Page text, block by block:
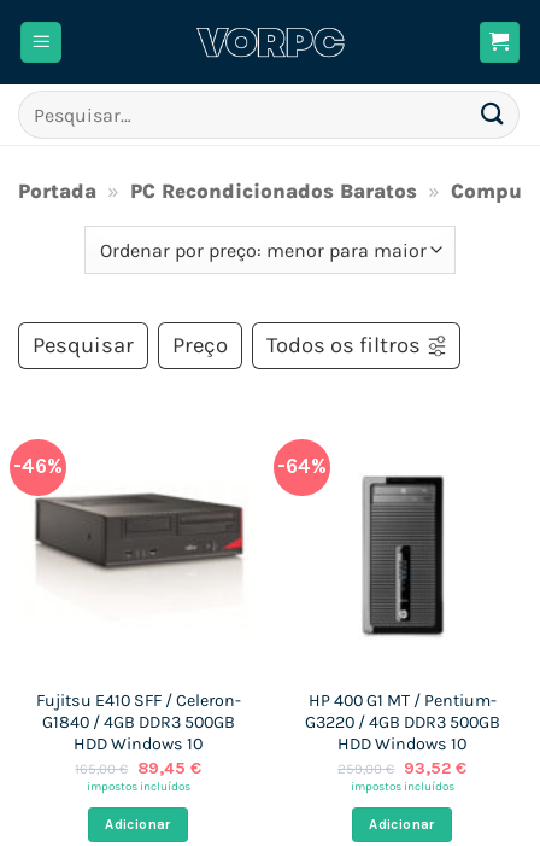
Pesquisar
por:
Portada » PC Recondicionados Baratos »
Pesquisar Preço Todos os filtros
-46%
Fujitsu E410 SFF / Celeron-
G1840 / 4GB DDR3 500GB
HDD Windows 10
165,00€
O
preço
era:
165,00 €.
89,45 €O
impostos incluídos
Adicionar
-64%
HP 400 G1 MT / Pentium-
G3220 / 4GB DDR3 500GB
HDD Windows 10
259,00€
O
preço
era:
259,00 €.
93,52 €O
impostos incluídos
Adicionar